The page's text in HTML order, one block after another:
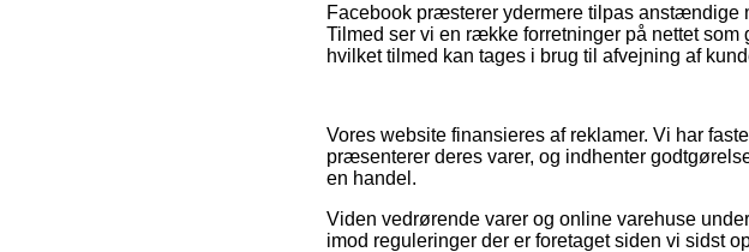
Facebook præsterer ydermere tilpas anstændige
Tilmed ser vi en række forretninger på nettet
hvilket tilmed kan tages i brug til afvejning af
Vores website finansieres af reklamer. Vi har
præsenterer deres varer, og indhenter
en handel.
Viden vedrørende varer og online varehuse
imod reguleringer der er foretaget siden vi sidst